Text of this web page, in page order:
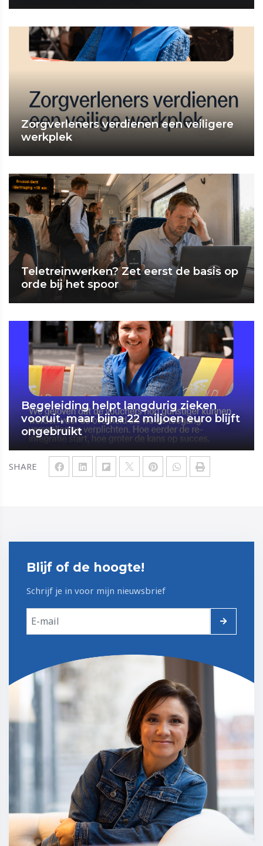
SHARE
Zorgverleners verdienen een veiligere
werkplek
Teletreinwerken? Zet eerst de basis op
orde bij het spoor
Begeleiding helpt langdurig zieken
vooruit, maar bijna 22 miljoen euro blijft
ongebruikt
Blijf of de hoogte!
Schrijf je in voor mijn nieuwsbrief